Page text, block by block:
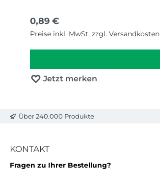
Regulärer Preis:
0,89 €
Preise inkl. MwSt. zzgl. Versandkosten
Jetzt merken
Über 240.000 Produkte
KONTAKT
Fragen zu Ihrer Bestellung?